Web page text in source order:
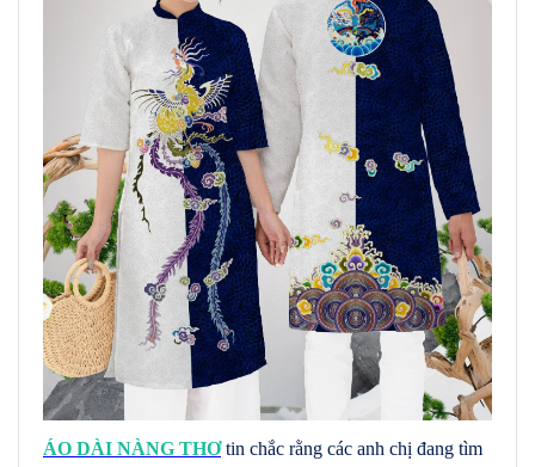
ÁO DÀI NÀNG THƠtin chắc rằng các anh chị đang tìm